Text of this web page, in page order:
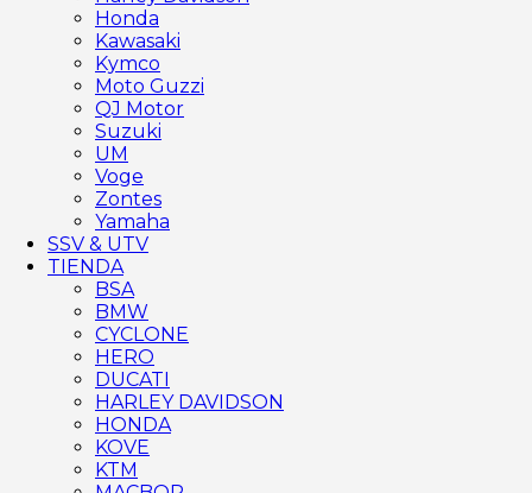
Honda
Kawasaki
Kymco
Moto Guzzi
QJ Motor
Suzuki
UM
Voge
Zontes
Yamaha
SSV & UTV
TIENDA
BSA
BMW
CYCLONE
HERO
DUCATI
HARLEY DAVIDSON
HONDA
KOVE
KTM